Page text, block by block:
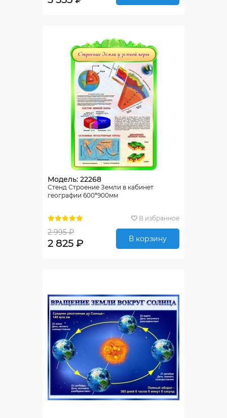
Модель: 22268
Стенд Строение Земли в кабинет
географии 600*900мм
В избранное
2 995 ₽
2 825 ₽ В корзину